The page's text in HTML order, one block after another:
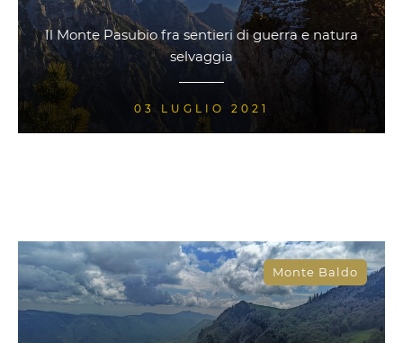
Il Monte Pasubio fra sentieri di guerra e natura
selvaggia
03 LUGLIO 2021
Monte Baldo